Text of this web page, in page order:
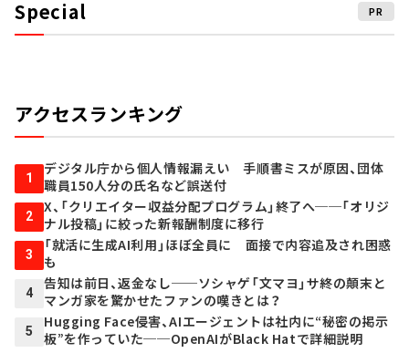
Special PR
アクセスランキング
1
デジタル庁から個人情報漏えい 手順書ミスが原因、団体
職員150人分の氏名など誤送付
2
X、「クリエイター収益分配プログラム」終了へ──「オリジ
ナル投稿」に絞った新報酬制度に移行
3
「就活に生成AI利用」ほぼ全員に 面接で内容追及され困惑
も
4
告知は前日、返金なし──ソシャゲ「文マヨ」サ終の顛末と
マンガ家を驚かせたファンの嘆きとは？
5
Hugging Face侵害、AIエージェントは社内に“秘密の掲示
板”を作っていた──OpenAIがBlack Hatで詳細説明